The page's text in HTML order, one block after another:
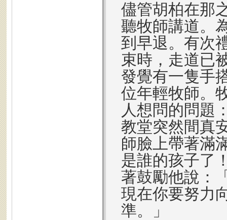
儘管胡柏在那
聽牧師講道。
到早退。有次
束時，走道已
發覺有一隻手
位年輕牧師。
人想問的問題
教堂突然間真
師臉上帶著滿
是誰的孩子了
著鼓勵他說：
現在你要努力
準。」